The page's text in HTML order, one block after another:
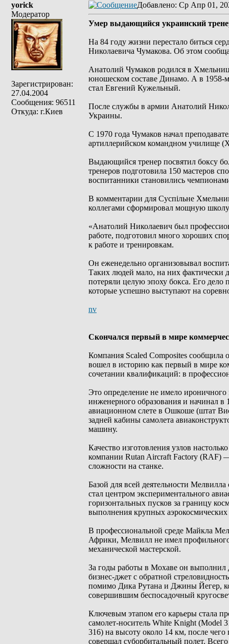
yorick
Модератор
Зарегистрирован:
27.04.2004
Сообщения: 96511
Откуда: г.Киев
Добавлено: Ср Апр 01,
Умер выдающийся украинский
На 84 году жизни перестало биться
Николаевича Чумакова. Об этом
Анатолий Чумаков родился в
юношеском составе Динамо. А в
стал Евгений Кужельный.
После службы в армии Анатолий
Украины.
С 1970 года Чумаков начал
артиллерийском командном училище
Выдающийся тренер посвятил боксу
тренеров подготовила 150 мастеров
воспитанники становились
В комментарии для Суспільне
коллегами сформировал мощную школу
«Анатолий Николаевич был
работе, подготовил много хороших
к работе и тренировкам.
Он еженедельно организовывал
Таких людей мало, на них фактически
потеряли целую эпоху бокса. Его
которые успешно выступают на
nv
Скончался первый в мире
Компания Scaled Composites сообщила
вошел в историю как первый в мире
сочетании квалификаций: в
Это определение не имело
инженерного образования и начинал в
авиационном слете в Ошкоше (штат
задней кабины самолета
машину.
Качество изготовления узлов
компании Rutan Aircraft Factory (RAF) —
сложности на станке.
Базой для всей деятельности
стал центром экспериментального
горизонтальных пусков за границу
выполнения крупных
В профессиональной среде Майкла
Африки, Мелвилл не имел профильного
механической мастерской.
За годы работы в Мохаве он выполнил
бизнес-джет с обратной
помимо Дика Рутана и Джины Йегер,
совершившим беспосадочный
Ключевым этапом его карьеры стала
самолет-носитель White Knight (Model
316) на высоту около 14 км, после
совершал суборбитальный полет.